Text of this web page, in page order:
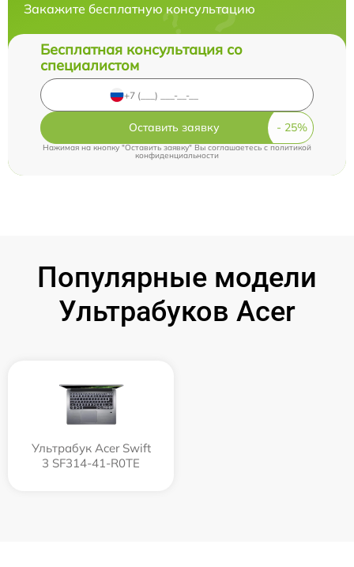
Закажите бесплатную консультацию
Бесплатная консультация со
специалистом
Оставить заявку
Нажимая на кнопку "Оставить заявку" Вы соглашаетесь cполитикой
конфиденциальности
Популярные модели
Ультрабуков Acer
Ультрабук Acer Swift
3 SF314-41-R0TE